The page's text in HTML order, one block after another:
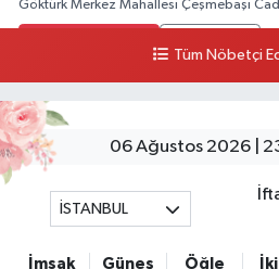
Göktürk Merkez Mahallesi Çeşmebaşı
Karlıktepe Mahallesi Soğanlık Caddesi
0 (216) 504 24 53 Yol Tarifi Al
Bulvar Eczanesi
geçtikten sonra Harman Mobilya arkası,
Tüm Nöbetçi
06 Ağustos 2026 |
İSTANBUL
İmsak
Güneş
Öğle